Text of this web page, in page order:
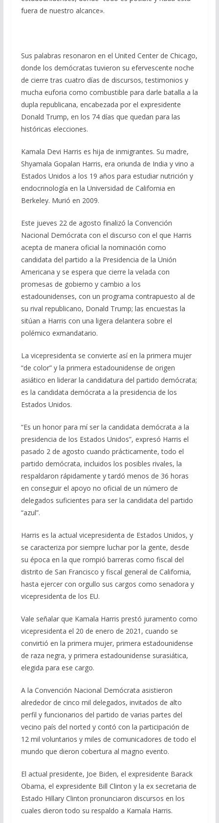
fuera de nuestro alcance».
Sus palabras resonaron en el United Center de Chicago,
donde los demócratas tuvieron su efervescente noche
de cierre tras cuatro días de discursos, testimonios y
mucha euforia como combustible para darle batalla a la
dupla republicana, encabezada por el expresidente
Donald Trump, en los 74 días que quedan para las
históricas elecciones.
Kamala Devi Harris es hija de inmigrantes. Su madre,
Shyamala Gopalan Harris, era oriunda de India y vino a
Estados Unidos a los 19 años para estudiar nutrición y
endocrinología en la Universidad de California en
Berkeley. Murió en 2009.
Este jueves 22 de agosto finalizó la Convención
Nacional Demócrata con el discurso con el que Harris
acepta de manera oficial la nominación como
candidata del partido a la Presidencia de la Unión
Americana y se espera que cierre la velada con
promesas de gobierno y cambio a los
estadounidenses, con un programa contrapuesto al de
su rival republicano, Donald Trump; las encuestas la
sitúan a Harris con una ligera delantera sobre el
polémico exmandatario.
La vicepresidenta se convierte así en la primera mujer
“de color” y la primera estadounidense de origen
asiático en liderar la candidatura del partido demócrata;
es la candidata demócrata a la presidencia de los
Estados Unidos.
“Es un honor para mí ser la candidata demócrata a la
presidencia de los Estados Unidos”, expresó Harris el
pasado 2 de agosto cuando prácticamente, todo el
partido demócrata, incluidos los posibles rivales, la
respaldaron rápidamente y tardó menos de 36 horas
en conseguir el apoyo no oficial de un número de
delegados suficientes para ser la candidata del partido
“azul”.
Harris es la actual vicepresidenta de Estados Unidos, y
se caracteriza por siempre luchar por la gente, desde
su época en la que rompió barreras como fiscal del
distrito de San Francisco y fiscal general de California,
hasta ejercer con orgullo sus cargos como senadora y
vicepresidenta de los EU.
Vale señalar que Kamala Harris prestó juramento como
vicepresidenta el 20 de enero de 2021, cuando se
convirtió en la primera mujer, primera estadounidense
de raza negra, y primera estadounidense surasiática,
elegida para ese cargo.
A la Convención Nacional Demócrata asistieron
alrededor de cinco mil delegados, invitados de alto
perfil y funcionarios del partido de varias partes del
vecino país del norted y contó con la participación de
12 mil voluntarios y miles de comunicadores de todo el
mundo que dieron cobertura al magno evento.
El actual presidente, Joe Biden, el expresidente Barack
Obama, el expresidente Bill Clinton y la ex secretaria de
Estado Hillary Clinton pronunciaron discursos en los
cuales dieron todo su respaldo a Kamala Harris.